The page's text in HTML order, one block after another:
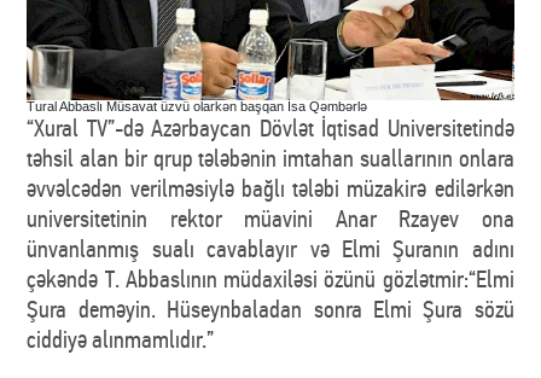
Tural Abbaslı Müsavat üzvü olarkən başqan İsa Qəmbərlə
“Xural TV”-də Azərbaycan Dövlət İqtisad Universitetində
təhsil alan bir qrup tələbənin imtahan suallarının onlara
əvvəlcədən verilməsiylə bağlı tələbi müzakirə edilərkən
universitetinin rektor müavini Anar Rzayev ona
ünvanlanmış sualı cavablayır və Elmi Şuranın adını
çəkəndə T. Abbaslının müdaxiləsi özünü gözlətmir:“Elmi
Şura deməyin. Hüseynbaladan sonra Elmi Şura sözü
ciddiyə alınmamlıdır.”